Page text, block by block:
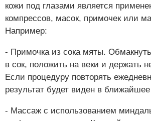
кожи под глазами является
компрессов, масок, примочек или
Например:
- Примочка из сока мяты.
в сок, положить на веки и держать
Если процедуру повторять
результат будет виден в
- Массаж с использованием